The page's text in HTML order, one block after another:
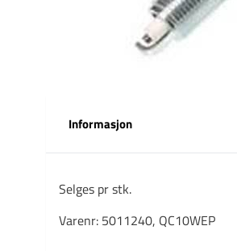
Informasjon
Selges pr stk.
Varenr: 5011240, QC10WEP